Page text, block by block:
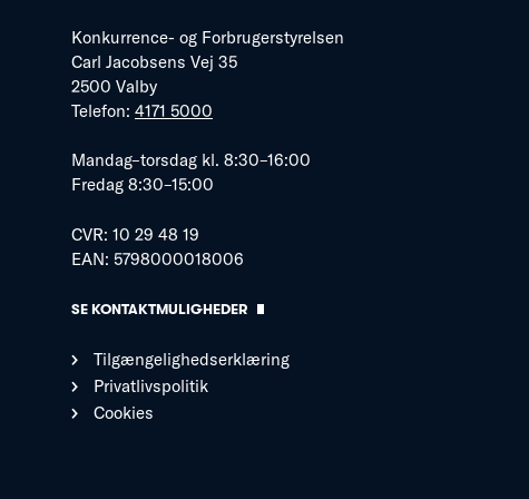
Konkurrence- og Forbrugerstyrelsen
Carl Jacobsens Vej 35
2500 Valby
Telefon: 4171 5000
Mandag–torsdag kl. 8:30–16:00
Fredag 8:30–15:00
CVR: 10 29 48 19
EAN: 5798000018006
SE KONTAKTMULIGHEDER
Tilgængelighedserklæring
Privatlivspolitik
Cookies